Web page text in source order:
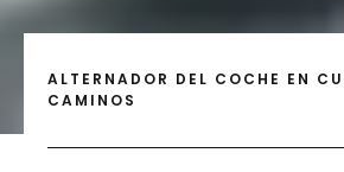
ALTERNADOR DEL COCHE EN
CAMINOS